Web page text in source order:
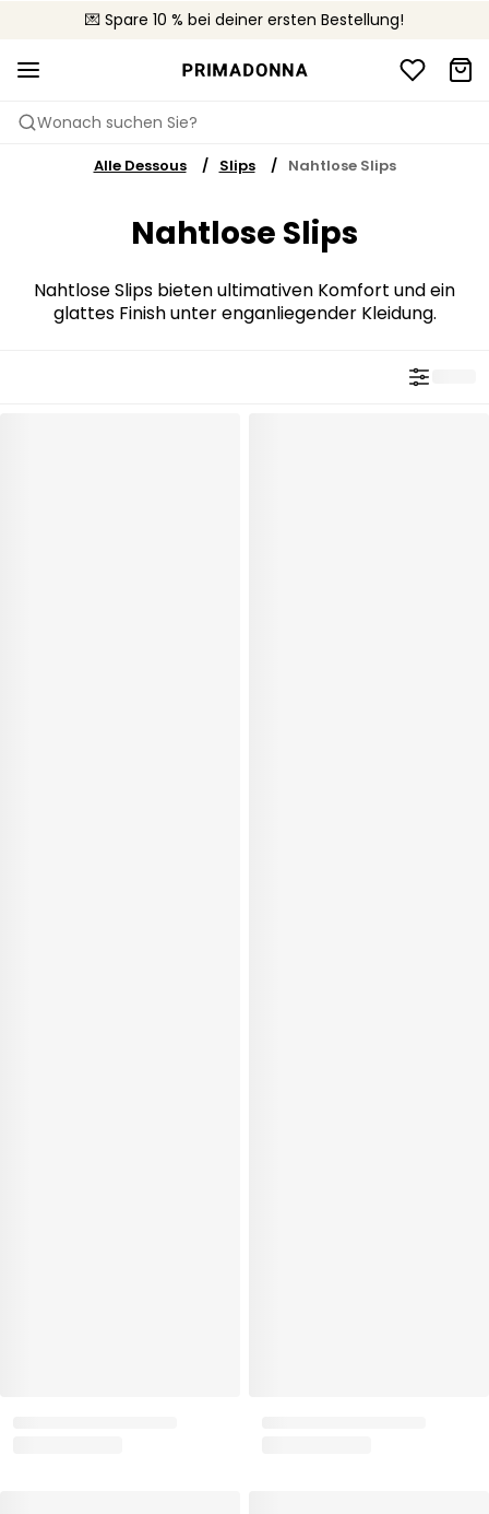
💌 Spare 10 % bei deiner ersten Bestellung!
🚚 Kostenloser Versand bei Bestellungen über CHF 150
📦 Kostenlose Rücksendungen
Wonach suchen Sie?
Alle Dessous Slips Nahtlose Slips
Nahtlose Slips
Nahtlose Slips bieten ultimativen Komfort und ein
glattes Finish unter enganliegender Kleidung.